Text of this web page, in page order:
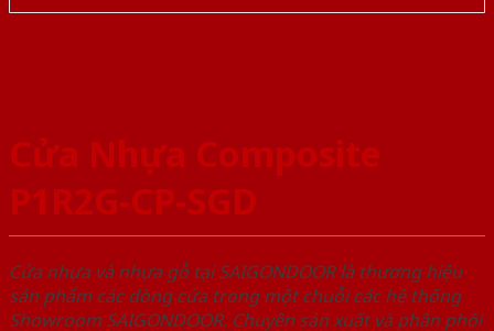
Cửa Nhựa Composite
P1R2G-CP-SGD
Cửa nhựa và nhựa gỗ tại SAIGONDOOR là thương hiệu
sản phẩm các dòng cửa trong một chuỗi các hệ thống
Showroom SAIGONDOOR. Chuyên sản xuất và phân phối